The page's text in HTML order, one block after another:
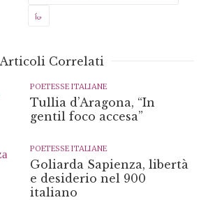
Articoli Correlati
POETESSE ITALIANE
Tullia d’Aragona, “In
gentil foco accesa”
POETESSE ITALIANE
Goliarda Sapienza, libertà
e desiderio nel 900
italiano